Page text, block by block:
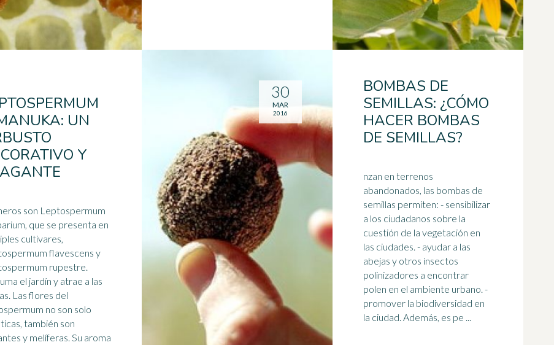
UN
Y
son Leptospermum
que se presenta en
cultivares,
flavescens y
rupestre.
el jardín y atrae a las
. Las flores del
no son solo
también son
y melíferas. Su aroma
BOMBAS DE
SEMILLAS: ¿CÓMO
HACER BOMBAS
DE SEMILLAS?
nzan en terrenos
abandonados, las bombas de
semillas permiten: - sensibilizar
a los ciudadanos sobre la
cuestión de la vegetación en
las ciudades. - ayudar a las
abejas y otros insectos
polinizadores a encontrar
polen en el ambiente urbano. -
promover la biodiversidad en
la ciudad. Además, es pe ...
30
MAR
2016